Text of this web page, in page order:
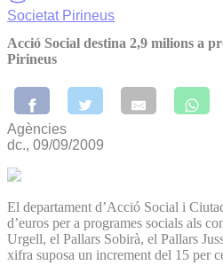
Societat Pirineus
Acció Social destina 2,9 milions a
Pirineus
Agències
dc., 09/09/2009
El departament d’Acció Social i
d’euros per a programes socials als
Urgell, el Pallars Sobirà, el Pallars
xifra suposa un increment del 15 per